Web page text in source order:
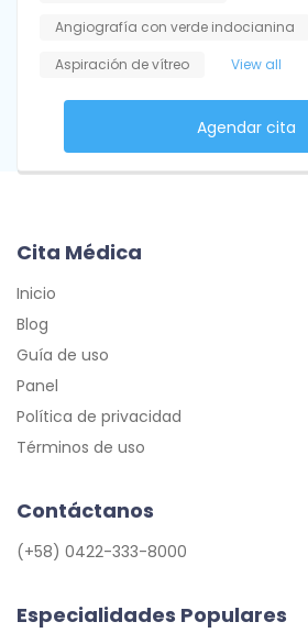
Angiografía con verde indocianina
Aspiración de vítreo
View all
Agendar cita
Cita Médica
Inicio
Blog
Guía de uso
Panel
Política de privacidad
Términos de uso
Contáctanos
(+58) 0422-333-8000
Especialidades Populares